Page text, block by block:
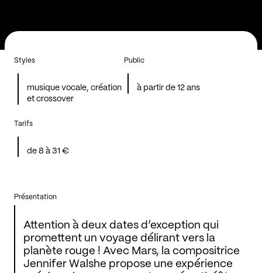
Styles
musique vocale, création
et crossover
Public
à partir de 12 ans
Tarifs
de 8 à 31 €
Présentation
Attention à deux dates d’exception qui
promettent un voyage délirant vers la
planète rouge ! Avec Mars, la compositrice
Jennifer Walshe propose une expérience